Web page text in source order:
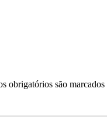
obrigatórios são marcados